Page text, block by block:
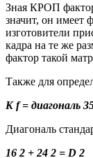
Зная КРОП
значит, он имеет
изготовители
кадра на те же
фактор такой
Также для
K f = диагональ
Диагональ
16 2 + 24 2 = D 2